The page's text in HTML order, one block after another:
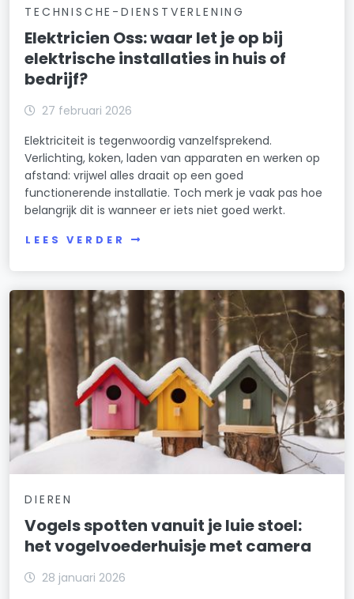
TECHNISCHE-DIENSTVERLENING
Elektricien Oss: waar let je op bij
elektrische installaties in huis of
bedrijf?
27 februari 2026
Elektriciteit is tegenwoordig vanzelfsprekend.
Verlichting, koken, laden van apparaten en werken op
afstand: vrijwel alles draait op een goed
functionerende installatie. Toch merk je vaak pas hoe
belangrijk dit is wanneer er iets niet goed werkt.
LEES VERDER
DIEREN
Vogels spotten vanuit je luie stoel:
het vogelvoederhuisje met camera
28 januari 2026